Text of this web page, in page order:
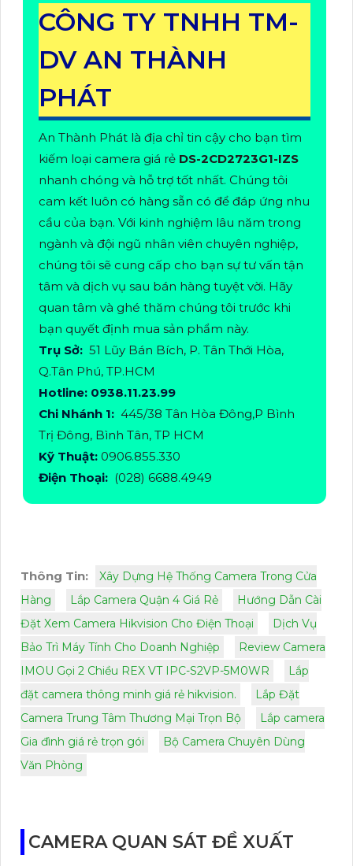
CÔNG TY TNHH TM-
DV AN THÀNH
PHÁT
An Thành Phát là địa chỉ tin cậy cho bạn tìm
kiếm loại camera giá rẻ DS-2CD2723G1-IZS
nhanh chóng và hỗ trợ tốt nhất. Chúng tôi
cam kết luôn có hàng sẵn có để đáp ứng nhu
cầu của bạn. Với kinh nghiệm lâu năm trong
ngành và đội ngũ nhân viên chuyên nghiệp,
chúng tôi sẽ cung cấp cho bạn sự tư vấn tận
tâm và dịch vụ sau bán hàng tuyệt vời. Hãy
quan tâm và ghé thăm chúng tôi trước khi
bạn quyết định mua sản phẩm này.
Trụ Sở: 51 Lũy Bán Bích, P. Tân Thới Hòa,
Q.Tân Phú, TP.HCM
Hotline: 0938.11.23.99
Chi Nhánh 1: 445/38 Tân Hòa Đông,P Bình
Trị Đông, Bình Tân, TP HCM
Kỹ Thuật: 0906.855.330
Điện Thoại: (028) 6688.4949
Thông Tin:
Xây Dựng Hệ Thống Camera Trong Cửa
Hàng
Lắp Camera Quận 4 Giá Rẻ
Hướng Dẫn Cài
Đặt Xem Camera Hikvision Cho Điện Thoại
Dịch Vụ
Bảo Trì Máy Tính Cho Doanh Nghiệp
Review Camera
IMOU Gọi 2 Chiều REX VT IPC-S2VP-5M0WR
Lắp
đặt camera thông minh giá rẻ hikvision.
Lắp Đặt
Camera Trung Tâm Thương Mại Trọn Bộ
Lắp camera
Gia đình giá rẻ trọn gói
Bộ Camera Chuyên Dùng
Văn Phòng
CAMERA QUAN SÁT ĐỀ XUẤT